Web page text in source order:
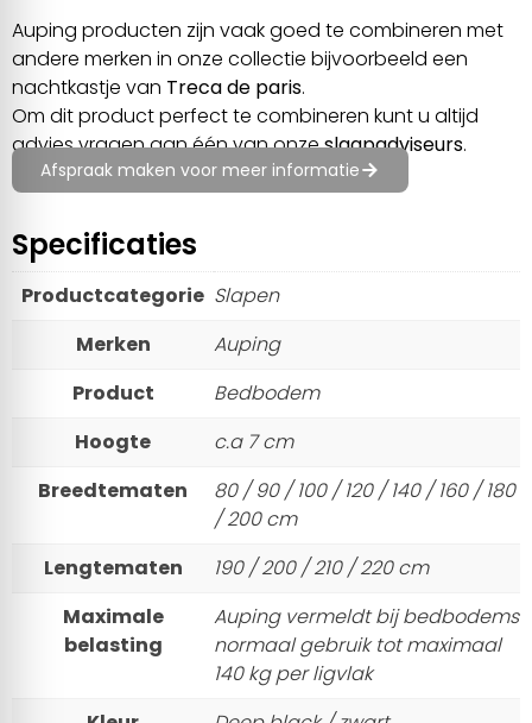
Auping producten zijn vaak goed te combineren met
andere merken in onze collectie bijvoorbeeld een
nachtkastje van Treca de paris.
Om dit product perfect te combineren kunt u altijd
advies vragen aan één van onzeslaapadviseurs.
Afspraak maken voor meer informatie
Specificaties
Productcategorie Slapen
Merken
Auping
Product
Bedbodem
Hoogte
c.a 7 cm
Breedtematen
80 / 90 / 100 / 120 / 140 / 160 / 180
/ 200 cm
Lengtematen
190 / 200 / 210 / 220 cm
Maximale
belasting
Auping vermeldt bij bedbodems
normaal gebruik tot maximaal
140 kg per ligvlak